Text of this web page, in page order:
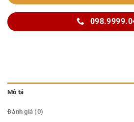
Mô tả
Đánh giá (0)